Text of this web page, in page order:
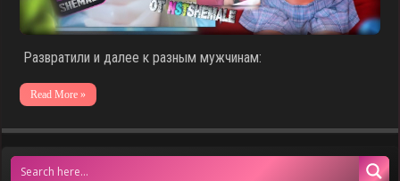
Развратили и далее к разным мужчинам:
Read More »